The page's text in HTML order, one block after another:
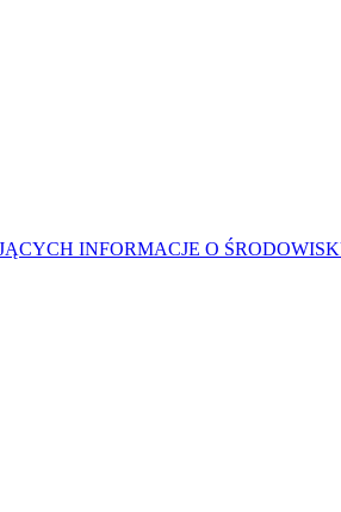
INFORMACJE O